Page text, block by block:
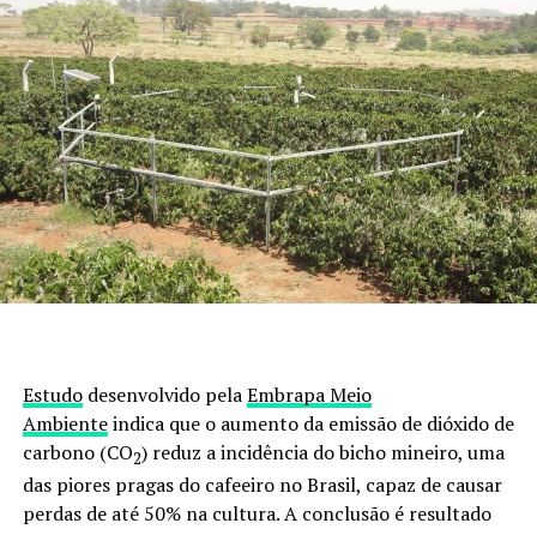
Estudodesenvolvido pelaEmbrapa Meio
Ambienteindica que o aumento da emissão de dióxido de
carbono (CO2) reduz a incidência do bicho mineiro, uma
das piores pragas do cafeeiro no Brasil, capaz de causar
perdas de até 50% na cultura. A conclusão é resultado